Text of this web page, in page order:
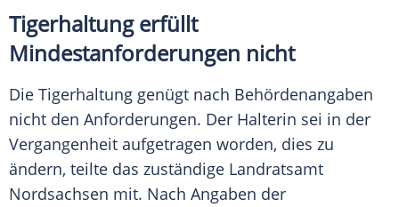
Tigerhaltung erfüllt
Mindestanforderungen nicht
Die Tigerhaltung genügt nach Behördenangaben
nicht den Anforderungen. Der Halterin sei in der
Vergangenheit aufgetragen worden, dies zu
ändern, teilte das zuständige Landratsamt
Nordsachsen mit. Nach Angaben der